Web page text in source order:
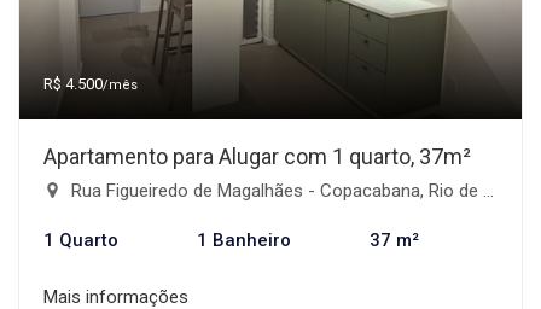
R$ 4.500/mês
Apartamento para Alugar com 1 quarto, 37m²
Rua Figueiredo de Magalhães - Copacabana, Rio de Janeiro-RJ
1 Quarto 1 Banheiro 37 m²
Mais informações